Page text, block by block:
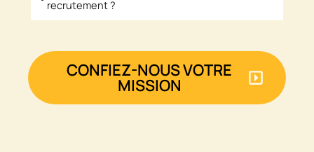
recrutement ?
CONFIEZ-NOUS VOTRE
MISSION